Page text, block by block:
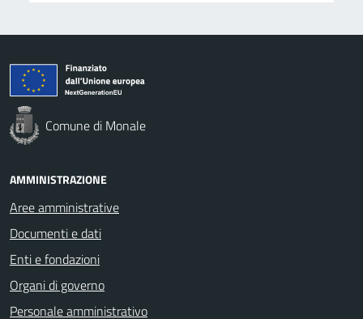
Comune di Monale
AMMINISTRAZIONE
Aree amministrative
Documenti e dati
Enti e fondazioni
Organi di governo
Personale amministrativo